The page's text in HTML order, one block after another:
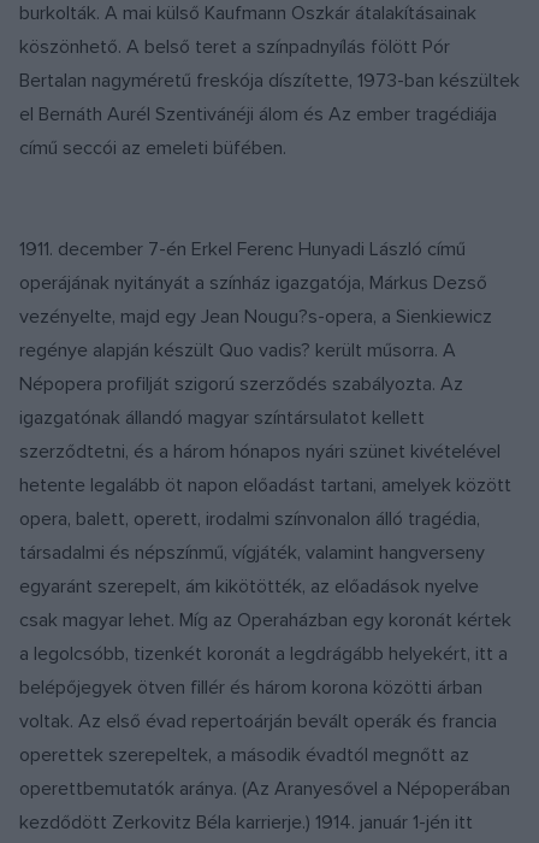
burkolták. A mai külső Kaufmann Oszkár átalakításainak
köszönhető. A belső teret a színpadnyílás fölött Pór
Bertalan nagyméretű freskója díszítette, 1973-ban készültek
el Bernáth Aurél Szentivánéji álom és Az ember tragédiája
című seccói az emeleti büfében.
1911. december 7-én Erkel Ferenc Hunyadi László című
operájának nyitányát a színház igazgatója, Márkus Dezső
vezényelte, majd egy Jean Nougu?s-opera, a Sienkiewicz
regénye alapján készült Quo vadis? került műsorra. A
Népopera profilját szigorú szerződés szabályozta. Az
igazgatónak állandó magyar színtársulatot kellett
szerződtetni, és a három hónapos nyári szünet kivételével
hetente legalább öt napon előadást tartani, amelyek között
opera, balett, operett, irodalmi színvonalon álló tragédia,
társadalmi és népszínmű, vígjáték, valamint hangverseny
egyaránt szerepelt, ám kikötötték, az előadások nyelve
csak magyar lehet. Míg az Operaházban egy koronát kértek
a legolcsóbb, tizenkét koronát a legdrágább helyekért, itt a
belépőjegyek ötven fillér és három korona közötti árban
voltak. Az első évad repertoárján bevált operák és francia
operettek szerepeltek, a második évadtól megnőtt az
operettbemutatók aránya. (Az Aranyesővel a Népoperában
kezdődött Zerkovitz Béla karrierje.) 1914. január 1-jén itt